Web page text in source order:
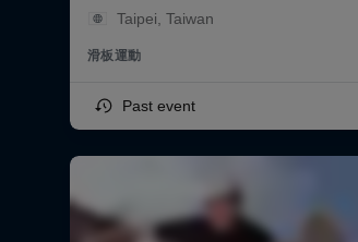
Taipei, Taiwan
滑板運動
Past event